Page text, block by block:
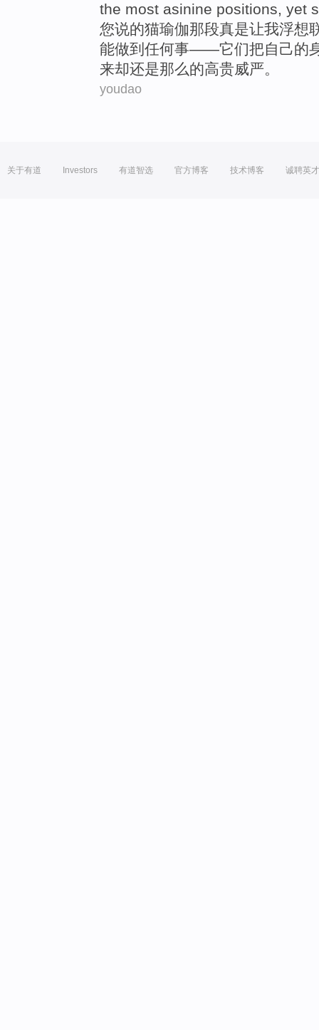
the most asinine positions, yet
您说的猫瑜伽那段真是让我浮想
能做到任何事——它们把自己的
来却还是那么的高贵威严。
youdao
关于有道 Investors 有道智选 官方博客 技术博客 诚聘英才